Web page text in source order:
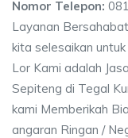
Nomor Telepon:
Layanan
kita selesaikan
Lor Kami adalah
Sepiteng di Tegal
kami Memberikah
angaran Ringan /